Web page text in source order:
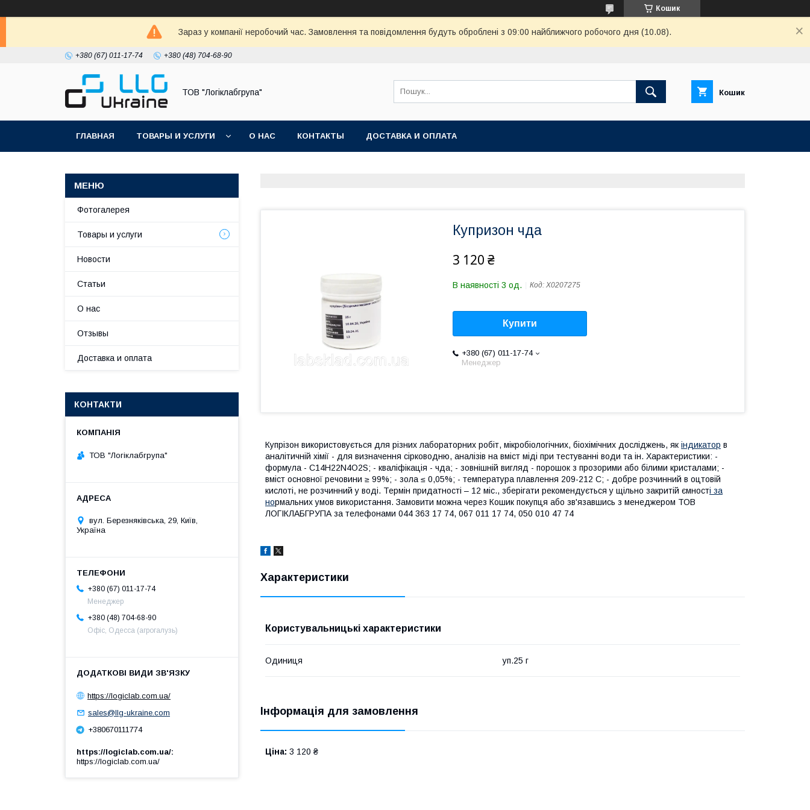
Кошик
Зараз у компанії неробочий час. Замовлення та повідомлення будуть оброблені з 09:00 найближчого робочого дня (10.08).
+380 (67) 011-17-74 +380 (48) 704-68-90
ТОВ "Логіклабгрупа" Кошик
ГЛАВНАЯ ТОВАРЫ И УСЛУГИ О НАС КОНТАКТЫ ДОСТАВКА И ОПЛАТА
Купризон чда
3 120 ₴
В наявності 3 од. Код: Х0207275
Купити
+380 (67) 011-17-74
Менеджер
Купрізон використовується для різних лабораторних робіт, мікробіологічних, біохімічних досліджень, як індикатор в
аналітичній хімії - для визначення сірководню, аналізів на вміст міді при тестуванні води та ін. Характеристики: -
формула - C14H22N4O2S; - кваліфікація - чда; - зовнішній вигляд - порошок з прозорими або білими кристалами; -
вміст основної речовини ≥ 99%; - зола ≤ 0,05%; - температура плавлення 209-212 С; - добре розчинний в оцтовій
кислоті, не розчинний у воді. Термін придатності – 12 міс., зберігати рекомендується у щільно закритій ємності за
нормальних умов використання. Замовити можна через Кошик покупця або зв'язавшись з менеджером ТОВ
ЛОГІКЛАБГРУПА за телефонами 044 363 17 74, 067 011 17 74, 050 010 47 74
Характеристики
Користувальницькі характеристики
Одиниця уп.25 г
Інформація для замовлення
Ціна: 3 120 ₴
Фотогалерея
Товары и услуги
Новости
Статьи
О нас
Отзывы
Доставка и оплата
КОНТАКТИ
ТОВ "Логіклабгрупа"
вул. Березняківська, 29, Київ,
Україна
+380 (67) 011-17-74
Менеджер
+380 (48) 704-68-90
Офіс, Одесса (агрогалузь)
https://logiclab.com.ua/
sales@llg-ukraine.com
+380670111774
https://logiclab.com.ua/
https://logiclab.com.ua/